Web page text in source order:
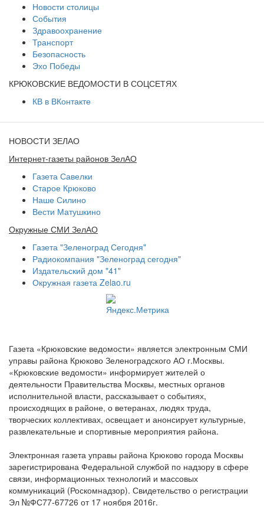
Новости столицы
События
Здравоохранение
Транспорт
Безопасность
Эхо Победы
КРЮКОВСКИЕ ВЕДОМОСТИ В СОЦСЕТЯХ
КВ в ВКонтакте
НОВОСТИ ЗЕЛАО
Интернет-газеты районов ЗелАО
Газета Савелки
Старое Крюково
Наше Силино
Вести Матушкино
Окружные СМИ ЗелАО
Газета "Зеленоград Сегодня"
Радиокомпания "Зеленоград сегодня"
Издательский дом "41"
Окружная газета Zelao.ru
Газета «Крюковские ведомости» является электронным СМИ
управы района Крюково Зеленоградского АО г.Москвы.
«Крюковские ведомости» информирует жителей о
деятельности Правительства Москвы, местных органов
исполнительной власти, рассказывает о событиях,
происходящих в районе, о ветеранах, людях труда,
творческих коллективах, освещает и анонсирует культурные,
развлекательные и спортивные мероприятия района.
Электронная газета управы района Крюково города Москвы
зарегистрирована Федеральной службой по надзору в сфере
связи, информационных технологий и массовых
коммуникаций (Роскомнадзор). Свидетельство о регистрации
Эл №ФС77-67726 от 17 ноября 2016г.